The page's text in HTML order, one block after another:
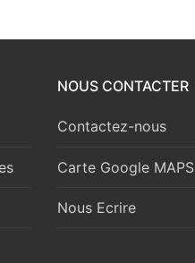
NOUS CONTACTER
Contactez-nous
Carte Google MAPS
Nous Ecrire